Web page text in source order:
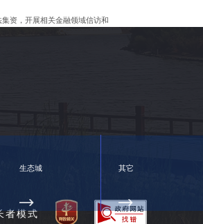
资，开展相关金融领域信访和
监管重点，精简监管事项，改
者模式
生态城 其它